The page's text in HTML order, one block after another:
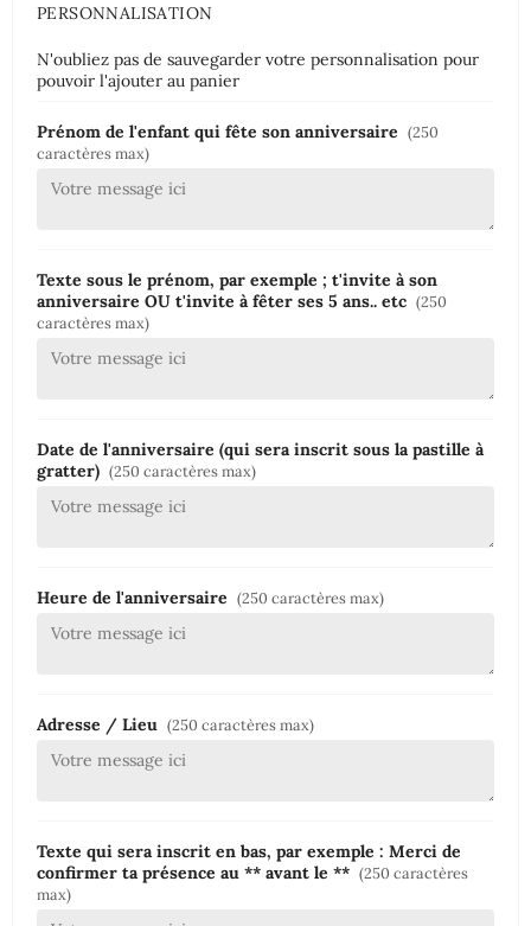
PERSONNALISATION
N'oubliez pas de sauvegarder votre personnalisation pour
pouvoir l'ajouter au panier
Prénom de l'enfant qui fête son anniversaire (250
caractères max)
Texte sous le prénom, par exemple ; t'invite à son
anniversaire OU t'invite à fêter ses 5 ans.. etc (250
caractères max)
Date de l'anniversaire (qui sera inscrit sous la pastille à
gratter) (250 caractères max)
Heure de l'anniversaire (250 caractères max)
Adresse / Lieu (250 caractères max)
Texte qui sera inscrit en bas, par exemple : Merci de
confirmer ta présence au ** avant le ** (250 caractères
max)